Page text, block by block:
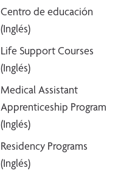
Centro de educación
(Inglés)
Life Support Courses
(Inglés)
Medical Assistant
Apprenticeship Program
(Inglés)
Residency Programs
(Inglés)